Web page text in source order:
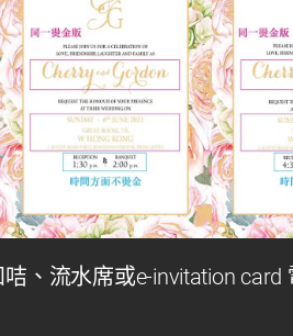
、流水席或e-invitation card